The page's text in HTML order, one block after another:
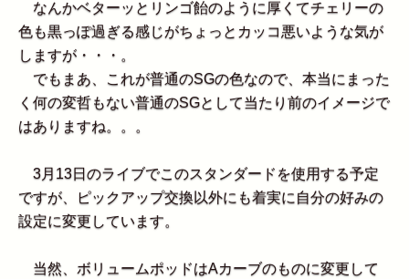
なんかベターッとリンゴ飴のように厚くてチェリーの
色も黒っぽ過ぎる感じがちょっとカッコ悪いような気が
しますが・・・。
でもまあ、これが普通のSGの色なので、本当にまった
く何の変哲もない普通のSGとして当たり前のイメージで
はありますね。。。
3月13日のライブでこのスタンダードを使用する予定
ですが、ピックアップ交換以外にも着実に自分の好みの
設定に変更しています。
当然、ボリュームポッドはAカーブのものに変更して